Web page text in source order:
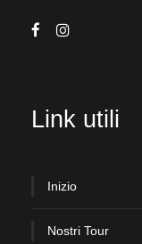
Link utili
Inizio
Nostri Tour